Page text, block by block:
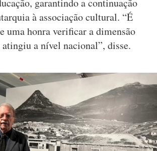
garantindo a continuação
à associação cultural. “É
uma honra verificar a dimensão
atingiu a nível nacional”, disse.